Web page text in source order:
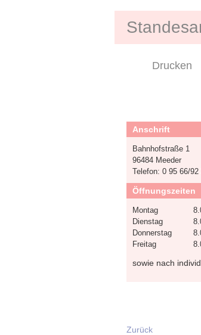
Drucken
Anschrift
Bahnhofstraße 1
96484 Meeder
Telefon: 0 95 66/92
Öffnungszeiten
Montag
Dienstag
Donnerstag
Freitag
sowie nach
Zurück